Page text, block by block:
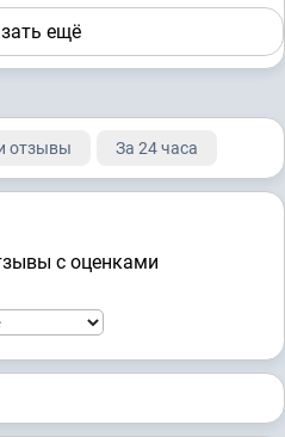
ещё
отзывы За 24 часа
с оценками